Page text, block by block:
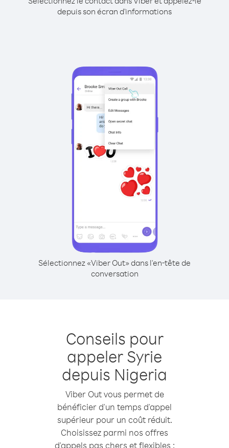
depuis son écran d'informations
Sélectionnez «Viber Out» dans l'en-tête de
conversation
Conseils pour
appeler Syrie
depuis Nigeria
Viber Out vous permet de
bénéficier d'un temps d'appel
supérieur pour un coût réduit.
Choisissez parmi nos offres
d'appels pas chers et flexibles :